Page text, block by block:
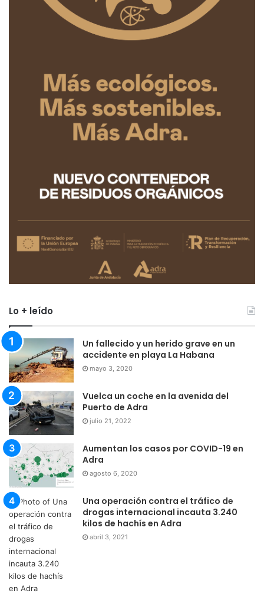
Lo + leído
Un fallecido y un herido grave en un
accidente en playa La Habana
mayo 3, 2020
Vuelca un coche en la avenida del
Puerto de Adra
julio 21, 2022
Aumentan los casos por COVID-19 en
Adra
agosto 6, 2020
Una operación contra el tráfico de
drogas internacional incauta 3.240
kilos de hachís en Adra
abril 3, 2021